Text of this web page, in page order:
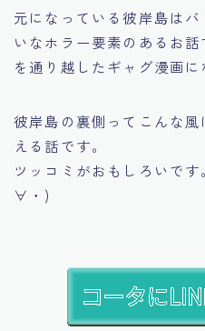
元になっている彼岸島は
いなホラー要素のあるお
を通り越したギャグ漫画
彼岸島の裏側ってこんな
える話です。
ツッコミがおもしろいです
∀・)